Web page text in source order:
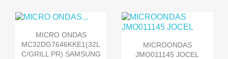
MICRO ONDAS
MC32DG7646KKE1(32L
C/GRILL PR) SAMSUNG
MICROONDAS
JMO011145 JOCEL